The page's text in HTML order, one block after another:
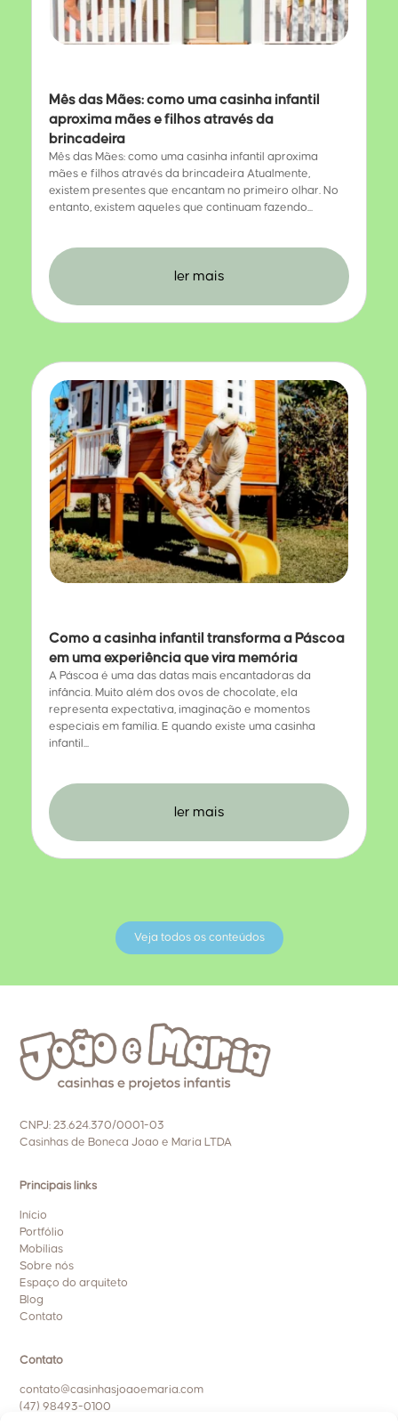
Mês das Mães: como uma casinha infantil
aproxima mães e filhos através da
brincadeira
Mês das Mães: como uma casinha infantil aproxima
mães e filhos através da brincadeira Atualmente,
existem presentes que encantam no primeiro olhar. No
entanto, existem aqueles que continuam fazendo...
ler mais
Como a casinha infantil transforma a Páscoa
em uma experiência que vira memória
A Páscoa é uma das datas mais encantadoras da
infância. Muito além dos ovos de chocolate, ela
representa expectativa, imaginação e momentos
especiais em família. E quando existe uma casinha
infantil...
ler mais
Veja todos os conteúdos
CNPJ: 23.624.370/0001-03
Casinhas de Boneca Joao e Maria LTDA
Principais links
Início
Portfólio
Mobílias
Sobre nós
Espaço do arquiteto
Blog
Contato
Contato
contato@casinhasjoaoemaria.com
(47) 98493-0100